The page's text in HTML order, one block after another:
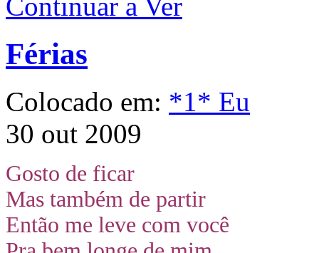
Continuar a Ver
Férias
Colocado em: *1* Eu
30 out 2009
Gosto de ficar
Mas também de partir
Então me leve com você